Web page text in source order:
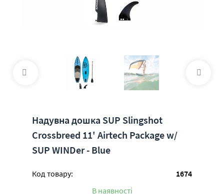
Надувна дошка SUP Slingshot
Crossbreed 11' Airtech Package w/
SUP WINDer - Blue
Код товару:
1674
В наявності